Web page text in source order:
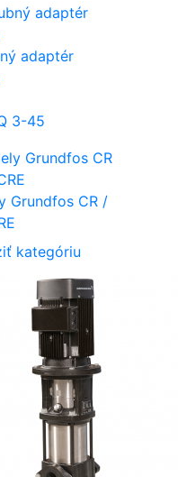
adaptér
3-45
Grundfos CR /
kategóriu